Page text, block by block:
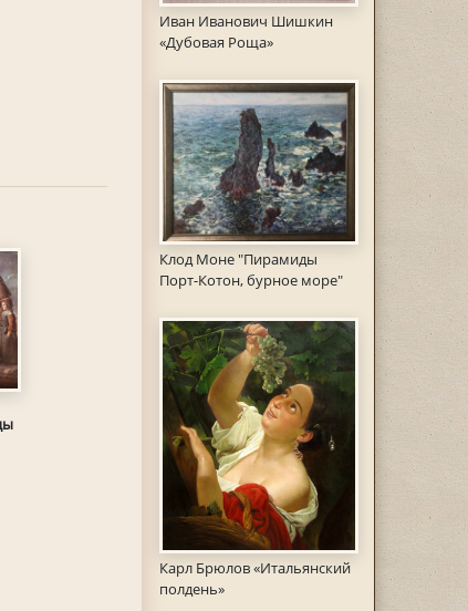
Иван Иванович Шишкин
«Дубовая Роща»
Клод Моне "Пирамиды
Порт-Котон, бурное море"
Карл Брюлов «Итальянский
полдень»